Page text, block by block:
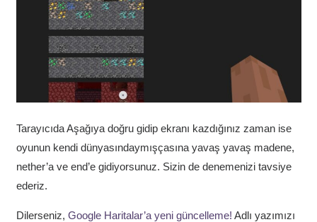
Tarayıcıda Aşağıya doğru gidip ekranı kazdığınız zaman ise
oyunun kendi dünyasındaymışçasına yavaş yavaş madene,
nether’a ve end’e gidiyorsunuz. Sizin de denemenizi tavsiye
ederiz.
Dilerseniz, Google Haritalar’a yeni güncelleme! Adlı yazımızı